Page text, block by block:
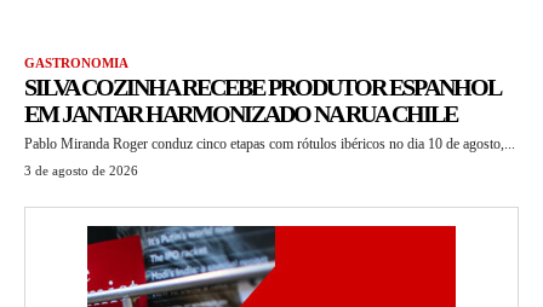
GASTRONOMIA
SILVA COZINHA RECEBE PRODUTOR ESPANHOL
EM JANTAR HARMONIZADO NA RUA CHILE
Pablo Miranda Roger conduz cinco etapas com rótulos ibéricos no dia 10 de agosto,...
3 de agosto de 2026